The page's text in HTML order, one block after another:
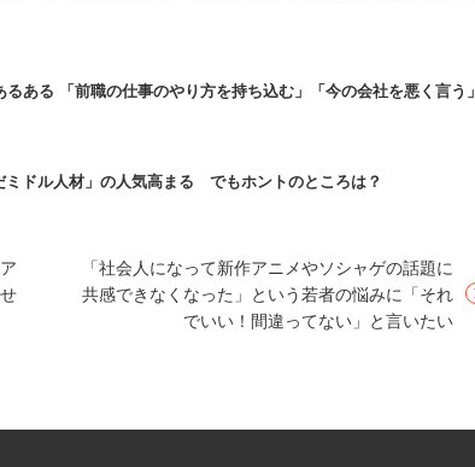
ある 「前職の仕事のやり方を持ち込む」「今の会社を悪く言う」
ドル人材」の人気高まる でもホントのところは？
「社会人になって新作アニメやソシャゲの話題に
共感できなくなった」という若者の悩みに「それ
でいい！間違ってない」と言いたい